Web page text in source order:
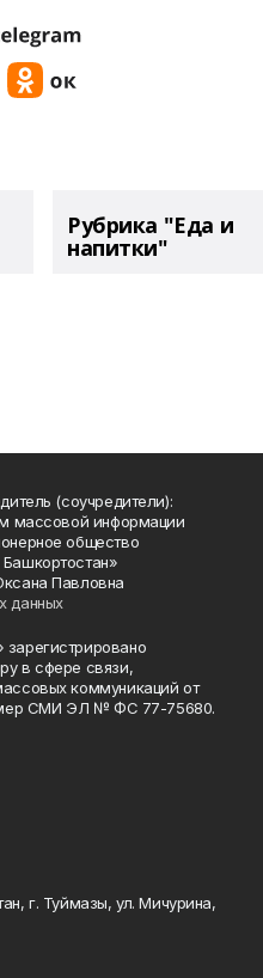
Рубрика "Еда и
напитки"
(соучредители):
массовой информации
общество
Павловна
данных
в сфере связи,
коммуникаций от
СМИ ЭЛ № ФС 77-75680.
г. Туймазы, ул. Мичурина,